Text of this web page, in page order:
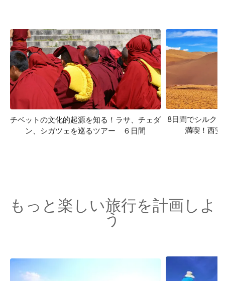
チベットの文化的起源を知る！ラサ、チェダ
ン、シガツェを巡るツアー ６日間
8日間でシルク
満喫！西安
もっと楽しい旅行を計画しよ
う